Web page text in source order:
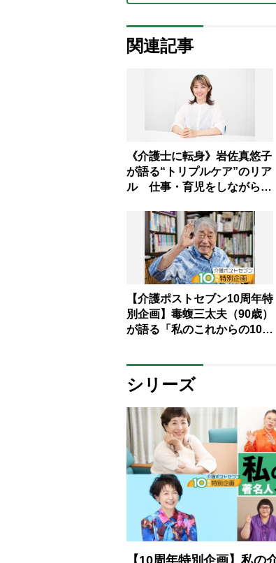
関連記事
《介護士に転身》岩佐真悠子
が語る“トリプルケア”のリア
ル 仕事・育児をしながら96
プロだから言える「家での介
護は“雑”でも気にしない」
【介護ポストセブン10周年特
別企画】毒蝮三太夫（90歳）
が語る「私のこれからの10
シリーズ
【10周年特別企画】私の